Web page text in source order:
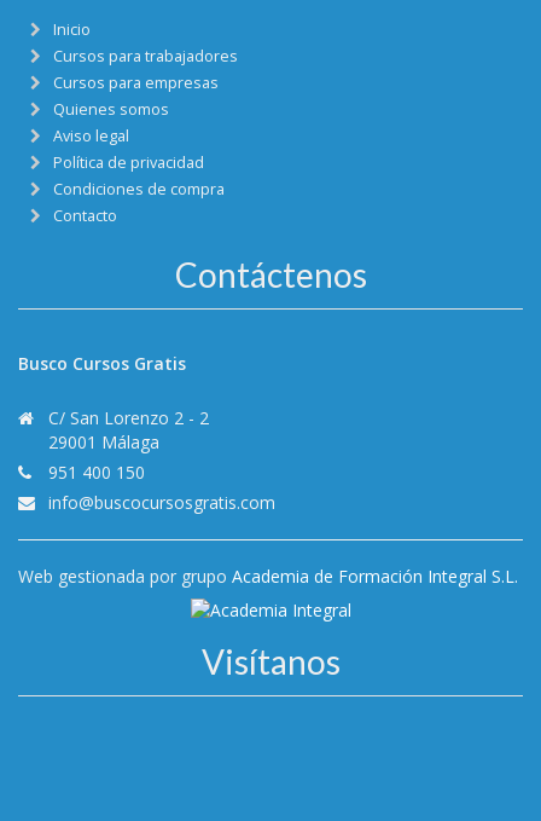
Inicio
Cursos para trabajadores
Cursos para empresas
Quienes somos
Aviso legal
Política de privacidad
Condiciones de compra
Contacto
Contáctenos
Busco Cursos Gratis
C/ San Lorenzo 2 - 2
29001 Málaga
951 400 150
info@buscocursosgratis.com
Web gestionada por grupo Academia de Formación Integral S.L.
Visítanos